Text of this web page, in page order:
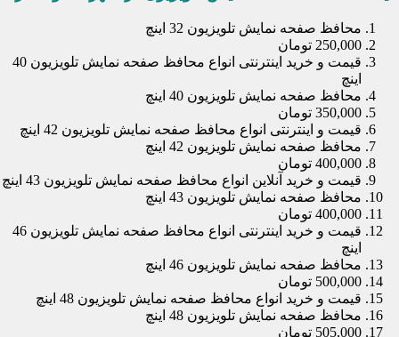
محافظ صفحه نمایش تلویزیون 32 اینچ
250,000 تومان
قیمت و خرید اینترنتی انواع محافظ صفحه نمایش تلویزیون 40
اینچ
محافظ صفحه نمایش تلویزیون 40 اینچ
350,000 تومان
قیمت و اینترنتی انواع محافظ صفحه نمایش تلویزیون 42 اینچ
محافظ صفحه نمایش تلویزیون 42 اینچ
400,000 تومان
قیمت و خرید آنلاین انواع محافظ صفحه نمایش تلویزیون 43 اینچ
محافظ صفحه نمایش تلویزیون 43 اینچ
400,000 تومان
قیمت و خرید اینترنتی انواع محافظ صفحه نمایش تلویزیون 46
اینچ
محافظ صفحه نمایش تلویزیون 46 اینچ
500,000 تومان
قیمت و خرید انواع محافظ صفحه نمایش تلویزیون 48 اینچ
محافظ صفحه نمایش تلویزیون 48 اینچ
505,000 تومان